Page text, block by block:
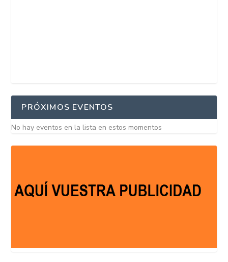
PRÓXIMOS EVENTOS
No hay eventos en la lista en estos momentos